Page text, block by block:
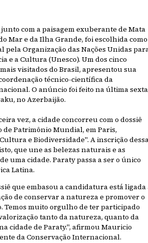
com a paisagem exuberante de Mata
Mar e da Ilha Grande, foi escolhida como
Organização das Nações Unidas
e a Cultura (Unesco). Um dos cinco
visitados do Brasil, apresentou sua
técnico-científica da
O anúncio foi feito na última
no Azerbaijão.
vez, a cidade concorreu com o dossiê
de Patrimônio Mundial, em Paris,
e Biodiversidade". A inscrição
que une as belezas naturais e as
uma cidade. Paraty passa a ser o único
Latina.
que embasou a candidatura está ligada
de conservar a natureza e promover o
Temos muito orgulho de ter participado
tanto da natureza, quanto da
cidade de Paraty.", afirmou Mauricio
da Conservação Internacional.